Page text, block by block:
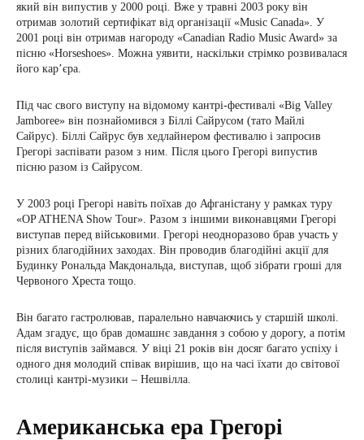
який він випустив у 2000 році. Вже у травні 2003 року він
отримав золотий сертифікат від організації «Music Canada». У
2001 році він отримав нагороду «Canadian Radio Music Award» за
пісню «Horseshoes». Можна уявити, наскільки стрімко розвивалася
його кар’єра.
Під час свого виступу на відомому кантрі-фестивалі «Big Valley
Jamboree» він познайомився з Біллі Сайрусом (тато Майлі
Сайрус). Біллі Сайрус був хедлайнером фестивалю і запросив
Грегорі заспівати разом з ним. Після цього Грегорі випустив
пісню разом із Сайрусом.
У 2003 році Грегорі навіть поїхав до Афганістану у рамках туру
«OP ATHENA Show Tour». Разом з іншими виконавцями Грегорі
виступав перед військовими. Грегорі неодноразово брав участь у
різних благодійних заходах. Він проводив благодійні акції для
Будинку Рональда Макдональда, виступав, щоб зібрати гроші для
Червоного Хреста тощо.
Він багато гастролював, паралельно навчаючись у старшій школі.
Адам згадує, що брав домашнє завдання з собою у дорогу, а потім
після виступів займався. У віці 21 років він досяг багато успіху і
одного дня молодий співак вирішив, що на часі їхати до світової
столиці кантрі-музики – Нешвілла.
Американська ера Грегорі